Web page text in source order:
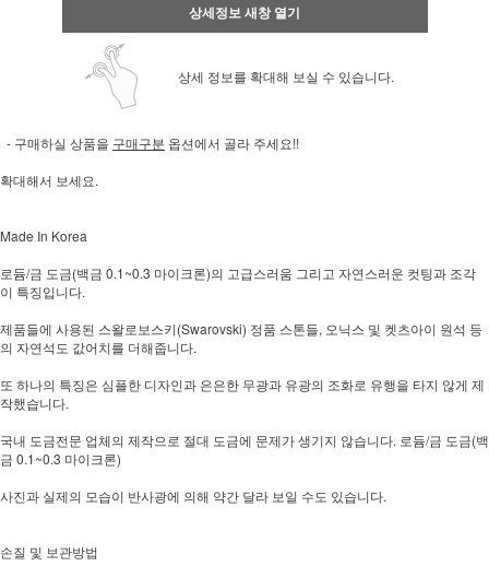
상세정보 새창 열기
상세 정보를 확대해 보실 수 있습니다.
- 구매하실 상품을 구매구분 옵션에서 골라 주세요!!
확대해서 보세요.
Made In Korea
로듐/금 도금(백금 0.1~0.3 마이크론)의 고급스러움 그리고 자연스러운 컷팅과 조각
이 특징입니다.
제품들에 사용된 스왈로보스키(Swarovski) 정품 스톤들, 오닉스 및 켓츠아이 원석 등
의 자연석도 값어치를 더해줍니다.
또 하나의 특징은 심플한 디자인과 은은한 무광과 유광의 조화로 유행을 타지 않게 제
작했습니다.
국내 도금전문 업체의 제작으로 절대 도금에 문제가 생기지 않습니다. 로듐/금 도금(백
금 0.1~0.3 마이크론)
사진과 실제의 모습이 반사광에 의해 약간 달라 보일 수도 있습니다.
손질 및 보관방법